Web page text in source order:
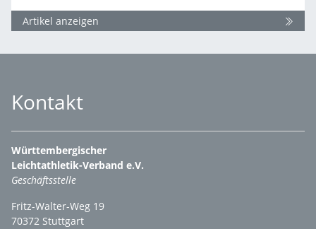
Artikel anzeigen
Kontakt
Württembergischer
Leichtathletik-Verband e.V.
Geschäftsstelle
Fritz-Walter-Weg 19
70372 Stuttgart